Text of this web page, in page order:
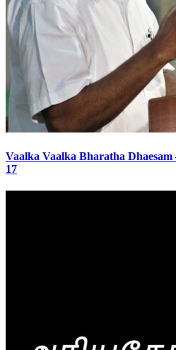
Vaalka Vaalka Bharatha
17